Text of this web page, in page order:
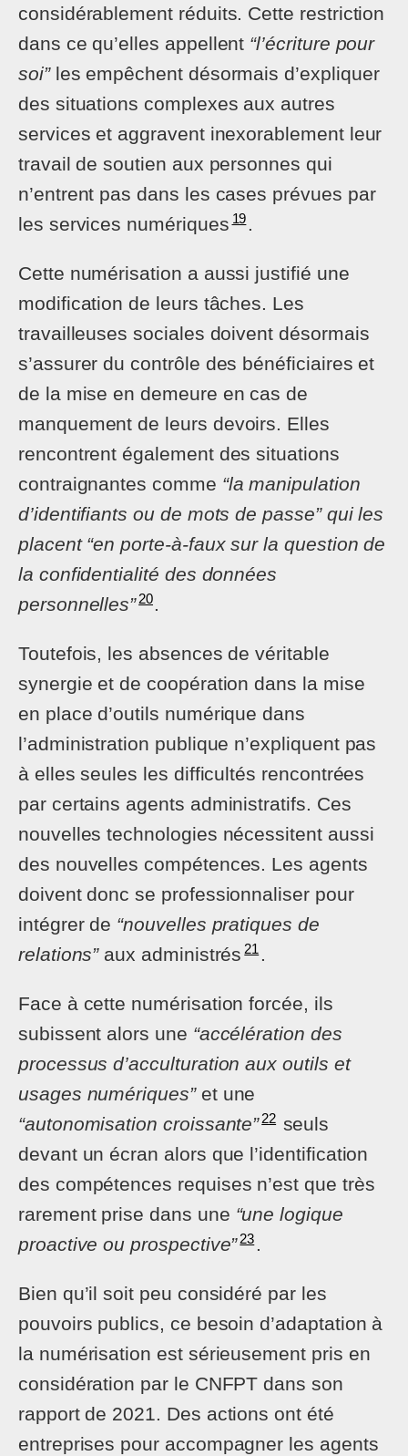
considérablement réduits. Cette restriction
dans ce qu’elles appellent “l’écriture pour
soi”les empêchent désormais d’expliquer
des situations complexes aux autres
services et aggravent inexorablement leur
travail de soutien aux personnes qui
n’entrent pas dans les cases prévues par
les services numériques 19 .
Cette numérisation a aussi justifié une
modification de leurs tâches. Les
travailleuses sociales doivent désormais
s’assurer du contrôle des bénéficiaires et
de la mise en demeure en cas de
manquement de leurs devoirs. Elles
rencontrent également des situations
contraignantes comme “la manipulation
d’identifiants ou de mots de passe” qui les
placent “en porte-à-faux sur la question de
la confidentialité des données
personnelles” 20.
Toutefois, les absences de véritable
synergie et de coopération dans la mise
en place d’outils numérique dans
l’administration publique n’expliquent pas
à elles seules les difficultés rencontrées
par certains agents administratifs. Ces
nouvelles technologies nécessitent aussi
des nouvelles compétences. Les agents
doivent donc se professionnaliser pour
intégrer de “nouvelles pratiques de
relations”aux administrés 21 .
Face à cette numérisation forcée, ils
subissent alors une “accélération des
processus d’acculturation aux outils et
usages numériques”et une
“autonomisation croissante” 22 seuls
devant un écran alors que l’identification
des compétences requises n’est que très
rarement prise dans une “une logique
proactive ou prospective” 23 .
Bien qu’il soit peu considéré par les
pouvoirs publics, ce besoin d’adaptation à
la numérisation est sérieusement pris en
considération par le CNFPT dans son
rapport de 2021. Des actions ont été
entreprises pour accompagner les agents